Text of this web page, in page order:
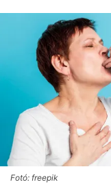
Fotó: freepik